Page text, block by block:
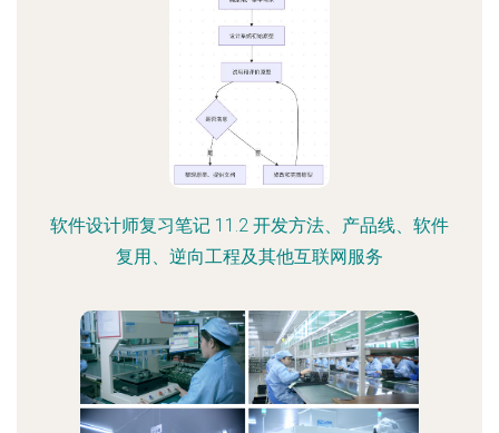
软件设计师复习笔记 11.2 开发方法、产品线、软件
复用、逆向工程及其他互联网服务